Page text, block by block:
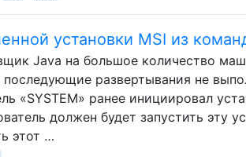
установки MSI из
Java на большое количество
последующие развертывания не
«SYSTEM» ранее инициировал
должен будет запустить эту
этот …